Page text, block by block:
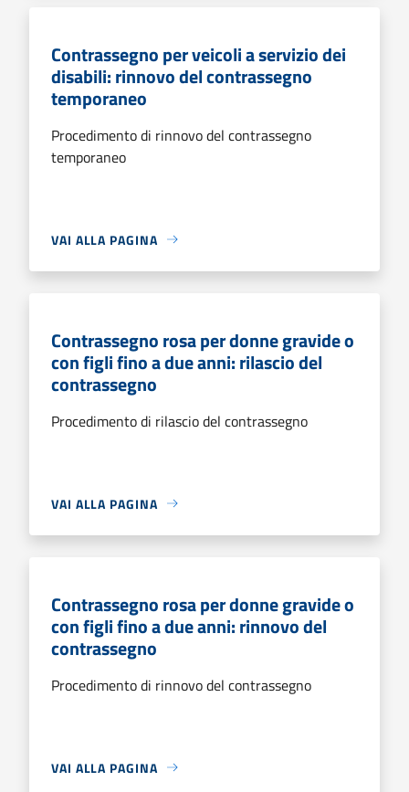
Contrassegno per veicoli a servizio dei
disabili: rinnovo del contrassegno
temporaneo
Procedimento di rinnovo del contrassegno
temporaneo
VAI ALLA PAGINA
Contrassegno rosa per donne gravide o
con figli fino a due anni: rilascio del
contrassegno
Procedimento di rilascio del contrassegno
VAI ALLA PAGINA
Contrassegno rosa per donne gravide o
con figli fino a due anni: rinnovo del
contrassegno
Procedimento di rinnovo del contrassegno
VAI ALLA PAGINA